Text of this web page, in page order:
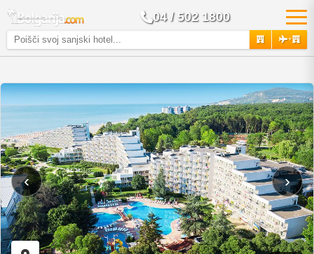
04 / 502 1800
+
‹ ›